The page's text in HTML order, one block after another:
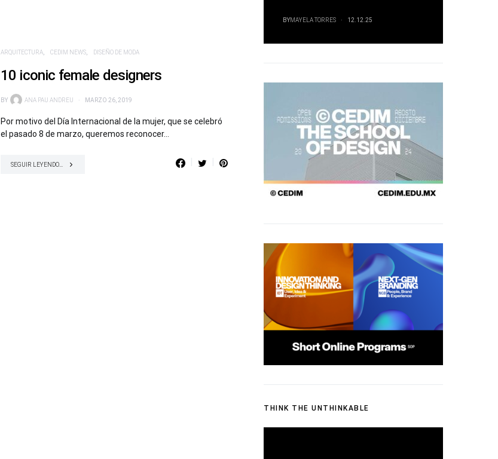
ARQUITECTURA CEDIM NEWS DISEÑO DE MODA
10 iconic female designers
BY ANA PAU ANDREU MARZO 26, 2019
Por motivo del Día Internacional de la mujer, que se celebró
el pasado 8 de marzo, queremos reconocer…
SEGUIR LEYENDO...
BYMAYELA TORRES 12.12.25
THINK THE UNTHINKABLE